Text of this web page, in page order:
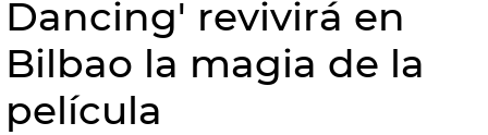
Dancing' revivirá en
Bilbao la magia de la
película